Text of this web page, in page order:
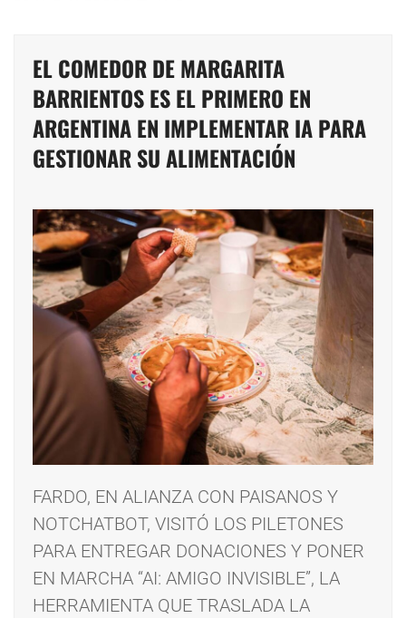
EL COMEDOR DE MARGARITA
BARRIENTOS ES EL PRIMERO EN
ARGENTINA EN IMPLEMENTAR IA PARA
GESTIONAR SU ALIMENTACIÓN
FARDO, EN ALIANZA CON PAISANOS Y
NOTCHATBOT, VISITÓ LOS PILETONES
PARA ENTREGAR DONACIONES Y PONER
EN MARCHA “AI: AMIGO INVISIBLE”, LA
HERRAMIENTA QUE TRASLADA LA